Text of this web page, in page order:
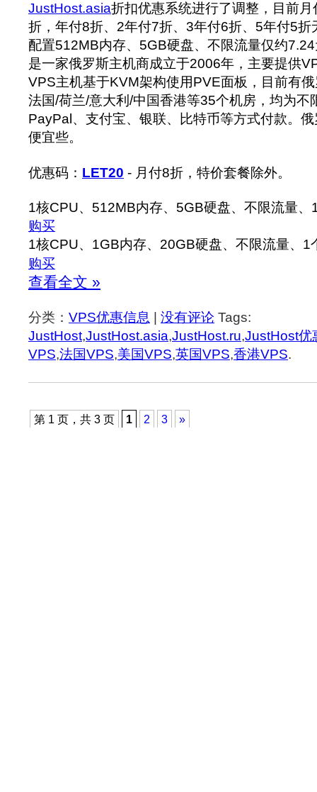
JustHost.asia折扣优惠系统进行了调整，目前
折，年付8折、2年付7折、3年付6折、5年付5折
配置512MB内存、5GB硬盘、不限流量仅约
是一家俄罗斯主机商成立于2006年，主要提供
VPS主机基于KVM架构使用PVE面板，目前有
法国/荷兰/意大利/中国香港等35个机房，均为不
PayPal、支付宝、银联、比特币等方式付款。
便宜些。
优惠码： LET20 - 月付8折，特价套餐除外。
1核CPU、512MB内存、5GB硬盘、不限流量、
购买
1核CPU、1GB内存、20GB硬盘、不限流量、1
购买
查看全文 »
分类： VPS优惠信息 | 没有评论 Tags:
JustHost,JustHost.asia,JustHost.ru,JustHost优
VPS,法国VPS,美国VPS,英国VPS,香港VPS.
第 1 页，共 3 页 1 2 3 »